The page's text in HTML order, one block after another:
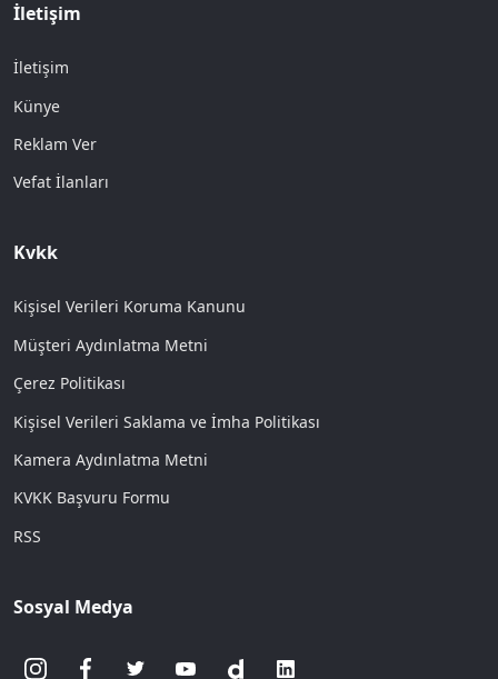
İletişim
İletişim
Künye
Reklam Ver
Vefat İlanları
Kvkk
Kişisel Verileri Koruma Kanunu
Müşteri Aydınlatma Metni
Çerez Politikası
Kişisel Verileri Saklama ve İmha Politikası
Kamera Aydınlatma Metni
KVKK Başvuru Formu
RSS
Sosyal Medya